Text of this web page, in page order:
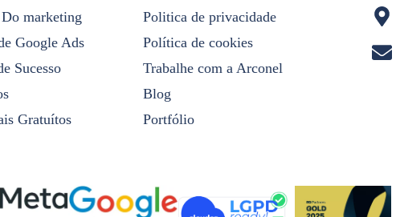
marketing
Google Ads
Sucesso
Gratuítos
Politica de privacidade
Política de cookies
Trabalhe com a Arconel
Blog
Portfólio